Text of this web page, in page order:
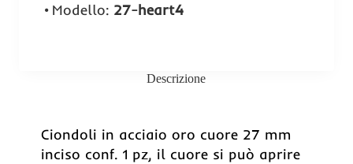
Modello: 27-heart4
Descrizione
Ciondoli in acciaio oro cuore 27 mm
inciso conf. 1 pz, il cuore si può aprire